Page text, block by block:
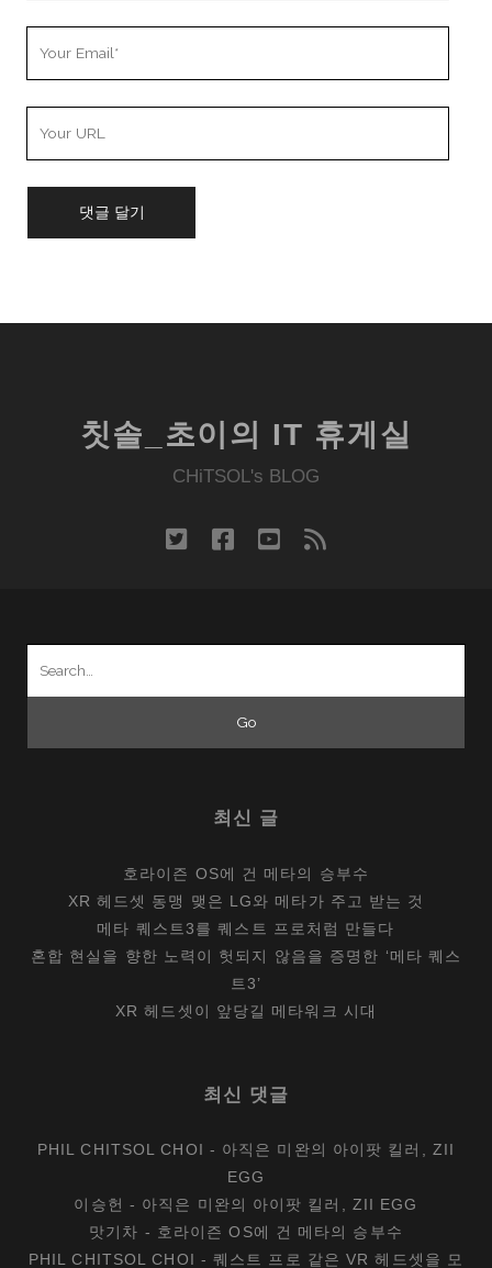
칫솔_초이의 IT 휴게실
CHiTSOL's BLOG
twitterfacebook
youtube
rss
최신 글
호라이즌 OS에 건 메타의 승부수
XR 헤드셋 동맹 맺은 LG와 메타가 주고 받는 것
메타 퀘스트3를 퀘스트 프로처럼 만들다
혼합 현실을 향한 노력이 헛되지 않음을 증명한 ‘메타 퀘스
트3’
XR 헤드셋이 앞당길 메타워크 시대
최신 댓글
PHIL CHITSOL CHOI - 아직은 미완의 아이팟 킬러, ZII
EGG
이승헌 - 아직은 미완의 아이팟 킬러, ZII EGG
맛기차 - 호라이즌 OS에 건 메타의 승부수
PHIL CHITSOL CHOI -퀘스트 프로 같은 VR 헤드셋을 모